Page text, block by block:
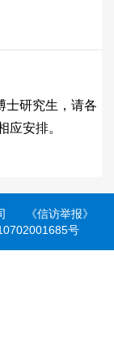
士研究生，请各
应安排。
《信访举报》
号